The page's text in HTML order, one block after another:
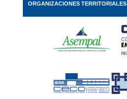
ORGANIZACIONES TERRITORIALES